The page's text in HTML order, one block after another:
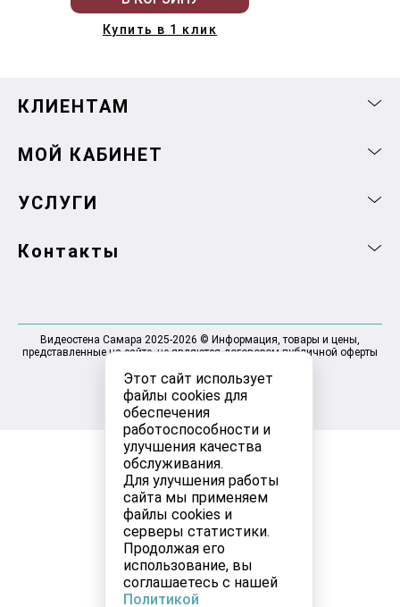
Этот сайт использует
файлы cookies для
обеспечения
работоспособности и
улучшения качества
обслуживания.
Для улучшения работы
сайта мы применяем
файлы cookies и
серверы статистики.
Продолжая его
использование, вы
соглашаетесь с нашей
Политикой
Купить в 1 клик
КЛИЕНТАМ
МОЙ КАБИНЕТ
УСЛУГИ
Контакты
Видеостена Самара 2025-2026 © Информация, товары и цены,
представленные на сайте, не являются договором публичной оферты